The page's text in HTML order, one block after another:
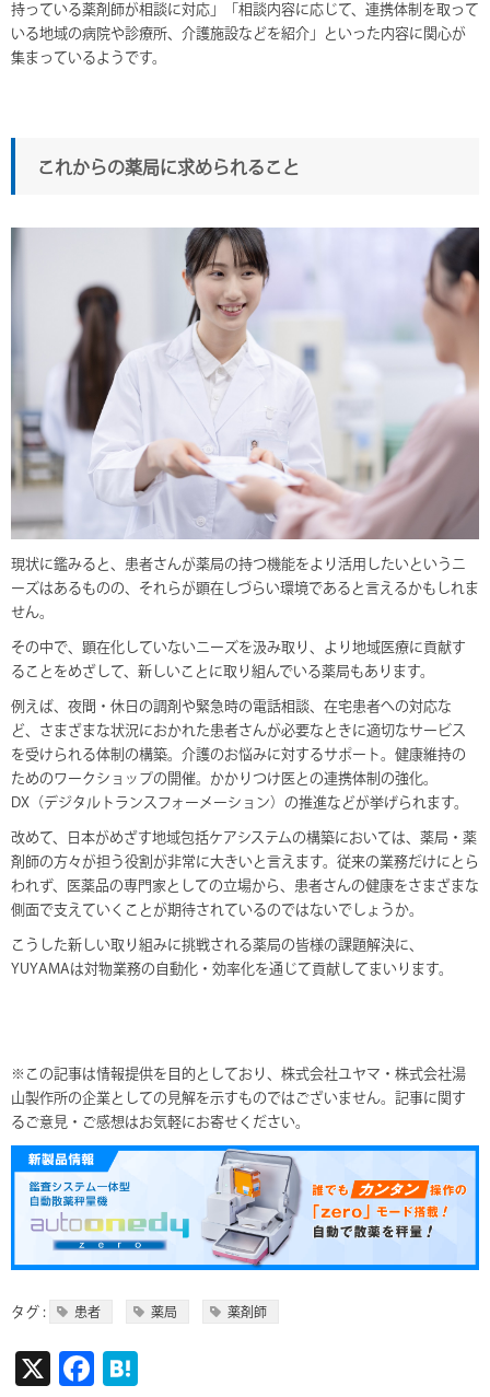
持っている薬剤師が相談に対応」「相談内容に応じて、連携体制を取って
いる地域の病院や診療所、介護施設などを紹介」といった内容に関心が
集まっているようです。
これからの薬局に求められること
現状に鑑みると、患者さんが薬局の持つ機能をより活用したいというニ
ーズはあるものの、それらが顕在しづらい環境であると言えるかもしれま
せん。
その中で、顕在化していないニーズを汲み取り、より地域医療に貢献す
ることをめざして、新しいことに取り組んでいる薬局もあります。
例えば、夜間・休日の調剤や緊急時の電話相談、在宅患者への対応な
ど、さまざまな状況におかれた患者さんが必要なときに適切なサービス
を受けられる体制の構築。介護のお悩みに対するサポート。健康維持の
ためのワークショップの開催。かかりつけ医との連携体制の強化。
DX（デジタルトランスフォーメーション）の推進などが挙げられます。
改めて、日本がめざす地域包括ケアシステムの構築においては、薬局・薬
剤師の方々が担う役割が非常に大きいと言えます。従来の業務だけにとら
われず、医薬品の専門家としての立場から、患者さんの健康をさまざまな
側面で支えていくことが期待されているのではないでしょうか。
こうした新しい取り組みに挑戦される薬局の皆様の課題解決に、
YUYAMAは対物業務の自動化・効率化を通じて貢献してまいります。
※この記事は情報提供を目的としており、株式会社ユヤマ・株式会社湯
山製作所の企業としての見解を示すものではございません。記事に関す
るご意見・ご感想はお気軽にお寄せください。
タグ : 患者 薬局 薬剤師
X
F